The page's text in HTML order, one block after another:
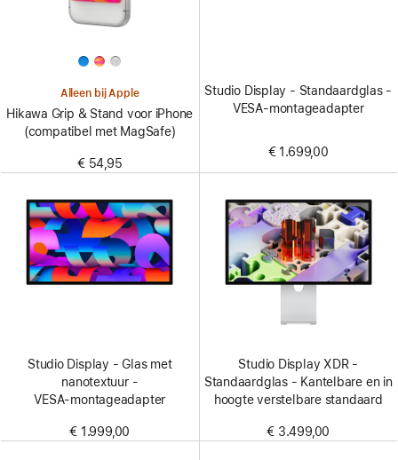
Alleen bij Apple
Hikawa Grip & Stand voor iPhone
(compatibel met MagSafe)
€ 54,95
Studio Display - Standaardglas -
VESA‑montageadapter
€ 1.699,00
Studio Display - Glas met
nanotextuur -
VESA‑montageadapter
€ 1.999,00
Studio Display XDR -
Standaardglas - Kantelbare en in
hoogte verstelbare standaard
€ 3.499,00